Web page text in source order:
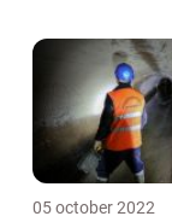
05 october 2022